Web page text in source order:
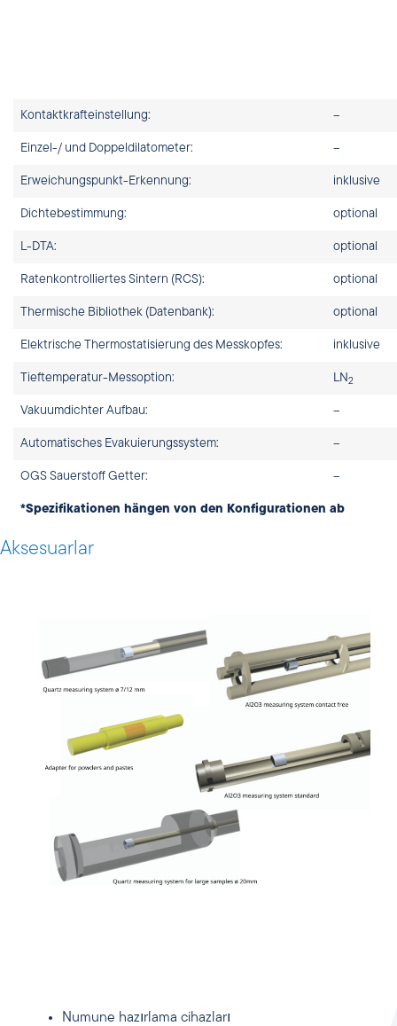
Kontaktkrafteinstellung: –
Einzel-/ und Doppeldilatometer: –
Erweichungspunkt-Erkennung: inklusive
Dichtebestimmung: optional
L-DTA: optional
Ratenkontrolliertes Sintern (RCS): optional
Thermische Bibliothek (Datenbank): optional
Elektrische Thermostatisierung des Messkopfes: inklusive
Tieftemperatur-Messoption: LN2
Vakuumdichter Aufbau: –
Automatisches Evakuierungssystem: –
OGS Sauerstoff Getter: –
*Spezifikationen hängen von den Konfigurationen ab
Aksesuarlar
Numune hazırlama cihazları